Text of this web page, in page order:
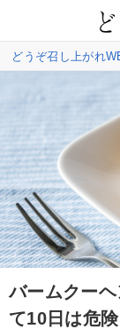
どうぞ召し上がれ
バームクー
て10日は危